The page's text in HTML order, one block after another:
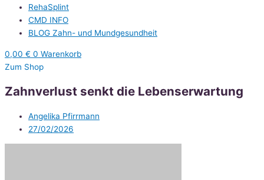
RehaSplint
CMD INFO
BLOG Zahn- und Mundgesundheit
0,00 € 0 Warenkorb
Zum Shop
Zahnverlust senkt die Lebenserwartung
Angelika Pfirrmann
27/02/2026